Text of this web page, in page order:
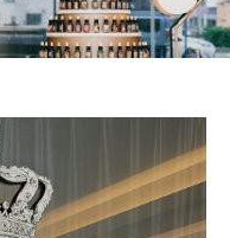
参加型演出》